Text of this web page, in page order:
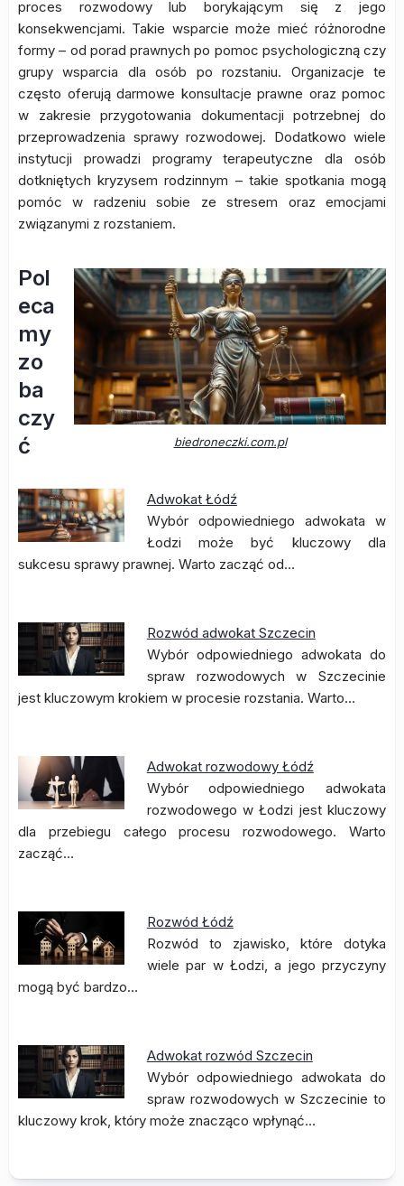
proces rozwodowy lub borykającym się z jego
konsekwencjami. Takie wsparcie może mieć różnorodne
formy – od porad prawnych po pomoc psychologiczną czy
grupy wsparcia dla osób po rozstaniu. Organizacje te
często oferują darmowe konsultacje prawne oraz pomoc
w zakresie przygotowania dokumentacji potrzebnej do
przeprowadzenia sprawy rozwodowej. Dodatkowo wiele
instytucji prowadzi programy terapeutyczne dla osób
dotkniętych kryzysem rodzinnym – takie spotkania mogą
pomóc w radzeniu sobie ze stresem oraz emocjami
związanymi z rozstaniem.
biedroneczki.com.pl
Pol
eca
my
zo
ba
czy
ć
Adwokat Łódź
Wybór odpowiedniego adwokata w
Łodzi może być kluczowy dla
sukcesu sprawy prawnej. Warto zacząć od…
Rozwód adwokat Szczecin
Wybór odpowiedniego adwokata do
spraw rozwodowych w Szczecinie
jest kluczowym krokiem w procesie rozstania. Warto…
Adwokat rozwodowy Łódź
Wybór odpowiedniego adwokata
rozwodowego w Łodzi jest kluczowy
dla przebiegu całego procesu rozwodowego. Warto
zacząć…
Rozwód Łódź
Rozwód to zjawisko, które dotyka
wiele par w Łodzi, a jego przyczyny
mogą być bardzo…
Adwokat rozwód Szczecin
Wybór odpowiedniego adwokata do
spraw rozwodowych w Szczecinie to
kluczowy krok, który może znacząco wpłynąć…